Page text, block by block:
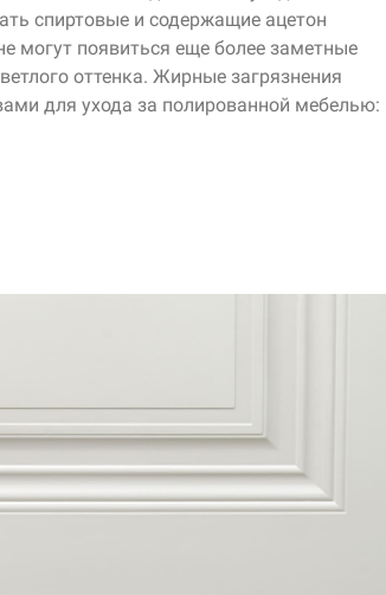
спиртовые и содержащие ацетон
могут появиться еще более заметные
оттенка. Жирные загрязнения
для ухода за полированной мебелью: